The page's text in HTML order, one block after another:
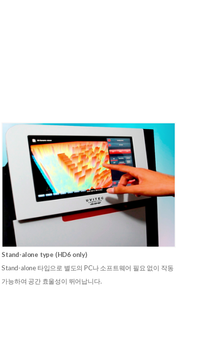
Stand-alone type (HD6 only)
Stand-alone 타입으로 별도의 PC나 소프트웨어 필요 없이 작동
가능하여 공간 효울성이 뛰어납니다.